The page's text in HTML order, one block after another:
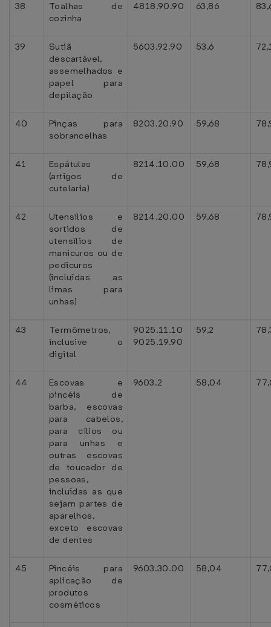
38
Toalhas de
cozinha
4818.90.90 63,86
39
Sutiã
descartável,
assemelhados e
papel para
depilação
5603.92.90 53,6
40
Pinças para
sobrancelhas
8203.20.90 59,68
41
Espátulas
(artigos de
cutelaria)
8214.10.00 59,68
42
Utensílios e
sortidos de
utensílios de
manicuros ou de
pedicuros
(incluídas as
limas para
unhas)
8214.20.00 59,68
43
Termômetros,
inclusive o
digital
9025.11.10
9025.19.90
59,2
44
Escovas e
pincéis de
barba, escovas
para cabelos,
para cílios ou
para unhas e
outras escovas
de toucador de
pessoas,
incluídas as que
sejam partes de
aparelhos,
exceto escovas
de dentes
9603.2 58,04
45
Pincéis para
aplicação de
produtos
cosméticos
9603.30.00 58,04